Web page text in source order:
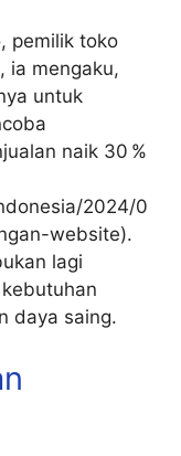
pemilik toko
ia mengaku,
untuk
naik 30 %
2024/0
website).
lagi
daya saing.